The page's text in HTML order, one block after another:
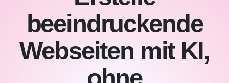
beeindruckende
Webseiten mit KI,